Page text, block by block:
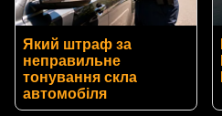
Який штраф за
неправильне
тонування скла
автомобіля